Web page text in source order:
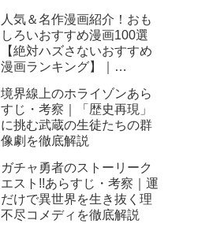
人気＆名作漫画紹介！おも
しろいおすすめ漫画100選
【絶対ハズさないおすすめ
漫画ランキング】｜
境界線上のホライゾンあら
すじ・考察｜「歴史再現」
に挑む武蔵の生徒たちの群
像劇を徹底解説
ガチャ勇者のストーリーク
エスト!!あらすじ・考察｜運
だけで異世界を生き抜く理
不尽コメディを徹底解説